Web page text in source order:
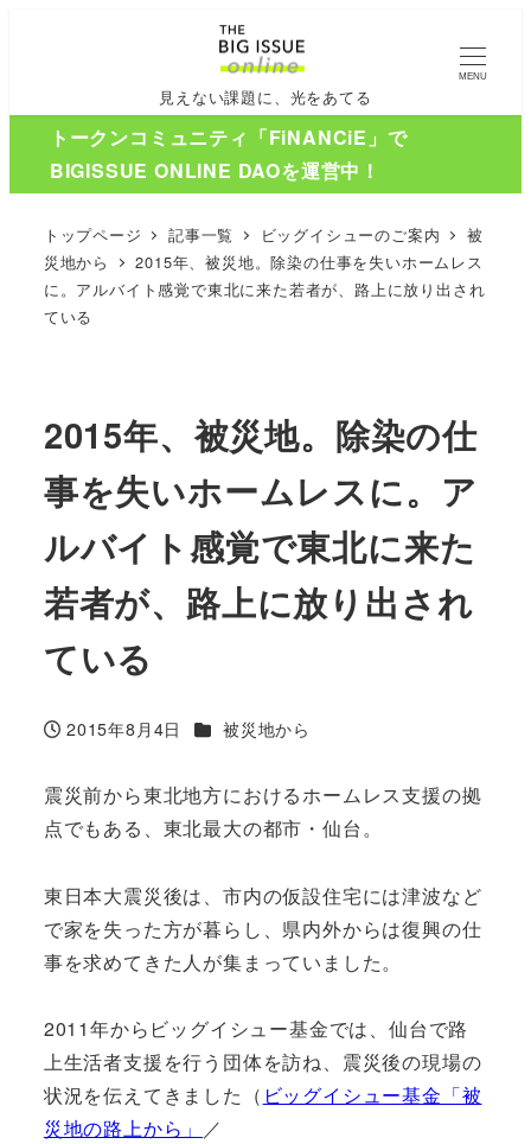
見えない課題に、光をあてる
MENU
トークンコミュニティ「FiNANCiE」で
BIGISSUE ONLINE DAOを運営中！
トップページ 記事一覧 ビッグイシューのご案内
被
災地から
2015年、被災地。除染の仕事を失いホームレス
に。アルバイト感覚で東北に来た若者が、路上に放り出され
ている
2015年、被災地。除染の仕
事を失いホームレスに。ア
ルバイト感覚で東北に来た
若者が、路上に放り出され
ている
投稿日
2015年8月4日 カテゴリー
被災地から
震災前から東北地方におけるホームレス支援の拠
点でもある、東北最大の都市・仙台。
東日本大震災後は、市内の仮設住宅には津波など
で家を失った方が暮らし、県内外からは復興の仕
事を求めてきた人が集まっていました。
2011年からビッグイシュー基金では、仙台で路
上生活者支援を行う団体を訪ね、震災後の現場の
状況を伝えてきました（ ビッグイシュー基金「被
災地の路上から」 ／